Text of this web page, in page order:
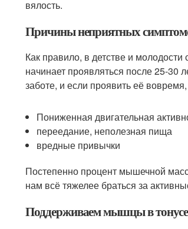
вялость.
Причины неприятных
Как правило, в детстве и
начинает проявляться после 25-30
заботе, и если проявить её
Пониженная двигательная
переедание, неполезная пища
вредные привычки
Постепенно процент мышечной
нам всё тяжелее браться за
Поддерживаем мышцы в